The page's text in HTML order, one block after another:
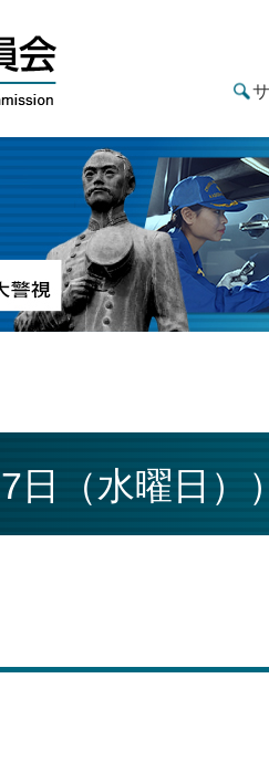
者 鹿児島県出身 川路利良 大警視
（水曜日））